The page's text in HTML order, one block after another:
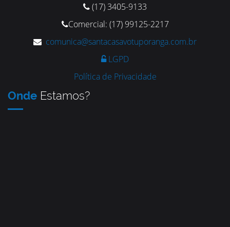
(17) 3405-9133
Comercial: (17) 99125-2217
comunica@santacasavotuporanga.com.br
LGPD
Política de Privacidade
Onde Estamos?